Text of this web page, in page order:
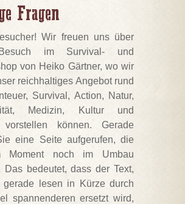
Fragen
Wir freuen uns über
im Survival- und
von Heiko Gärtner, wo wir
reichhaltiges Angebot rund
Survival, Action, Natur,
Medizin, Kultur und
vorstellen können. Gerade
eine Seite aufgerufen, die
Moment noch im Umbau
Das bedeutet, dass der Text,
lesen in Kürze durch
spannenderen ersetzt wird,